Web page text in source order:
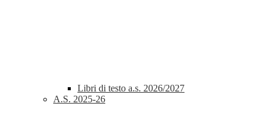
Libri di testo a.s. 2026/2027
A.S. 2025-26